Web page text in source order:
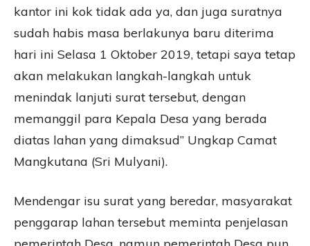
kantor ini kok tidak ada ya, dan juga suratnya
sudah habis masa berlakunya baru diterima
hari ini Selasa 1 Oktober 2019, tetapi saya tetap
akan melakukan langkah-langkah untuk
menindak lanjuti surat tersebut, dengan
memanggil para Kepala Desa yang berada
diatas lahan yang dimaksud” Ungkap Camat
Mangkutana (Sri Mulyani).
Mendengar isu surat yang beredar, masyarakat
penggarap lahan tersebut meminta penjelasan